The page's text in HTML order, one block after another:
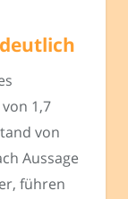
1,7
von
Aussage
führen